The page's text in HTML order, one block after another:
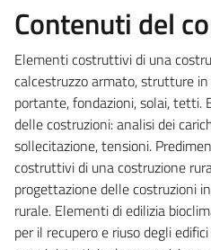
Contenuti del
Elementi costruttivi di una
calcestruzzo armato, strutture
portante, fondazioni, solai, tetti.
delle costruzioni: analisi dei
sollecitazione, tensioni.
costruttivi di una costruzione
progettazione delle costruzioni
rurale. Elementi di edilizia
per il recupero e riuso degli